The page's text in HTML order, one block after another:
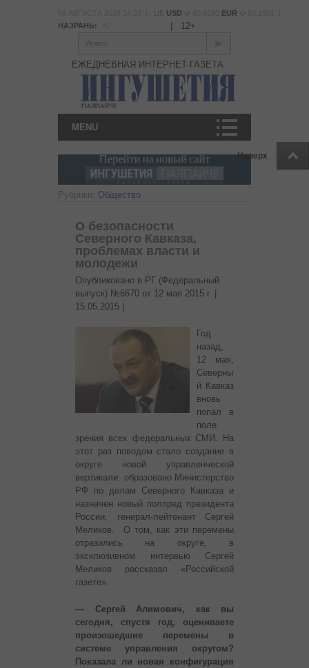
Наверх
USD EUR
НАЗРАНЬ:
12+
Искать
ЕЖЕДНЕВНАЯ ИНТЕРНЕТ-ГАЗЕТА
MENU
Рубрики: Общество
О безопасности
Северного Кавказа,
проблемах власти и
молодежи
Опубликовано в РГ (Федеральный
выпуск) №6670 от 12 мая 2015 г. |
15.05.2015
Год
назад,
12 мая,
Северны
й Кавказ
вновь
попал в
поле
зрения всех федеральных СМИ. На
этот раз поводом стало создание в
округе новой управленческой
вертикали: образовано Министерство
РФ по делам Северного Кавказа и
назначен новый полпред президента
России, генерал-лейтенант Сергей
Меликов. О том, как эти перемены
отразились на округе, в
эксклюзивном интервью Сергей
Меликов рассказал «Российской
газете».
— Сергей Алимович, как вы
сегодня, спустя год, оцениваете
произошедшие перемены в
системе управления округом?
Показала ли новая конфигурация